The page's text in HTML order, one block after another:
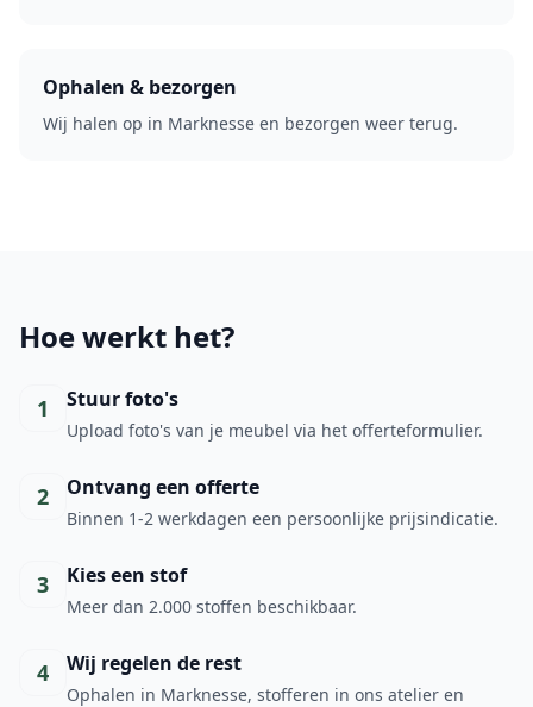
Ophalen & bezorgen
Wij halen op in Marknesse en bezorgen weer terug.
Hoe werkt het?
1 Stuur foto's
Upload foto's van je meubel via het offerteformulier.
2 Ontvang een offerte
Binnen 1-2 werkdagen een persoonlijke prijsindicatie.
3 Kies een stof
Meer dan 2.000 stoffen beschikbaar.
4 Wij regelen de rest
Ophalen in Marknesse, stofferen in ons atelier en